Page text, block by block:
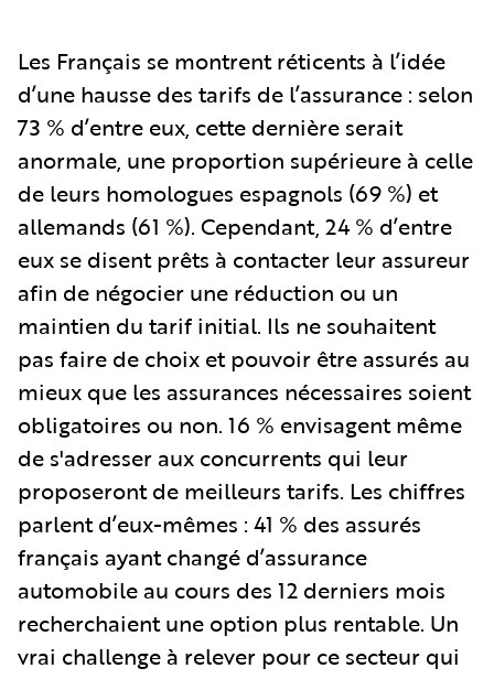
Les Français se montrent réticents à l’idée
d’une hausse des tarifs de l’assurance : selon
73 % d’entre eux, cette dernière serait
anormale, une proportion supérieure à celle
de leurs homologues espagnols (69 %) et
allemands (61 %). Cependant, 24 % d’entre
eux se disent prêts à contacter leur assureur
afin de négocier une réduction ou un
maintien du tarif initial. Ils ne souhaitent
pas faire de choix et pouvoir être assurés au
mieux que les assurances nécessaires soient
obligatoires ou non. 16 % envisagent même
de s'adresser aux concurrents qui leur
proposeront de meilleurs tarifs. Les chiffres
parlent d’eux-mêmes : 41 % des assurés
français ayant changé d’assurance
automobile au cours des 12 derniers mois
recherchaient une option plus rentable. Un
vrai challenge à relever pour ce secteur qui